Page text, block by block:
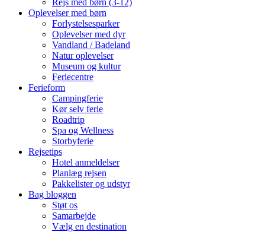
Rejs med børn (3-12)
Oplevelser med børn
Forlystelsesparker
Oplevelser med dyr
Vandland / Badeland
Natur oplevelser
Museum og kultur
Feriecentre
Ferieform
Campingferie
Kør selv ferie
Roadtrip
Spa og Wellness
Storbyferie
Rejsetips
Hotel anmeldelser
Planlæg rejsen
Pakkelister og udstyr
Bag bloggen
Støt os
Samarbejde
Vælg en destination